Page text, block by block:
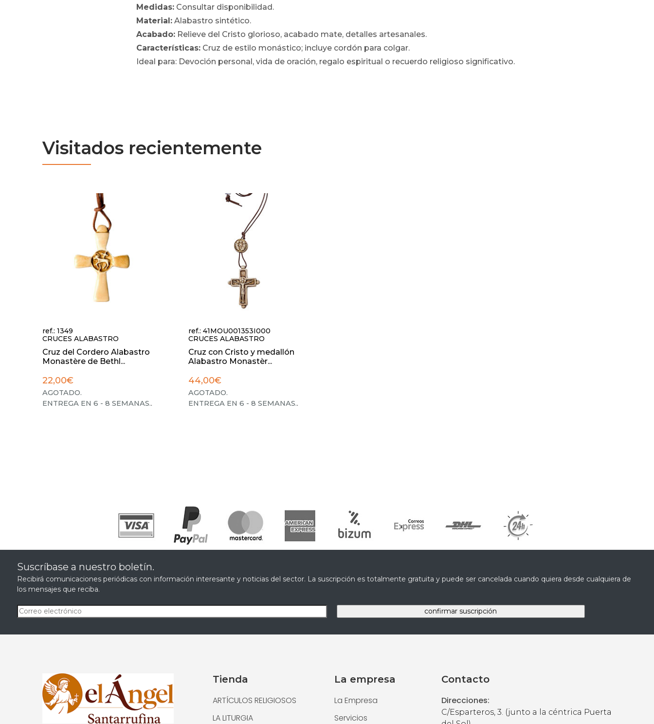
Medidas: Consultar disponibilidad.
Material: Alabastro sintético.
Acabado: Relieve del Cristo glorioso, acabado mate, detalles artesanales.
Características: Cruz de estilo monástico; incluye cordón para colgar.
Ideal para: Devoción personal, vida de oración, regalo espiritual o recuerdo religioso significativo.
Visitados recientemente
ref.: 1349
CRUCES ALABASTRO
Cruz del Cordero Alabastro
Monastère de Bethl...
22,00€
AGOTADO.
ENTREGA EN 6 - 8 SEMANAS..
ref.: 41MOU001353I000
CRUCES ALABASTRO
Cruz con Cristo y medallón
Alabastro Monastèr...
44,00€
AGOTADO.
ENTREGA EN 6 - 8 SEMANAS..
Suscríbase a nuestro boletín.
Recibirá comunicaciones periódicas con información interesante y noticias del sector. La suscripción es totalmente gratuita y puede ser cancelada cuando quiera desde cualquiera de
los mensajes que reciba.
Tienda
ARTÍCULOS RELIGIOSOS
LA LITURGIA
La empresa
La Empresa
Servicios
Contacto
Direcciones:
C/Esparteros, 3. (junto a la céntrica Puerta